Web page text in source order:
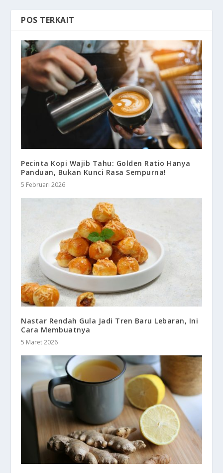
POS TERKAIT
Pecinta Kopi Wajib Tahu: Golden Ratio Hanya
Panduan, Bukan Kunci Rasa Sempurna!
5 Februari 2026
Nastar Rendah Gula Jadi Tren Baru Lebaran, Ini
Cara Membuatnya
5 Maret 2026